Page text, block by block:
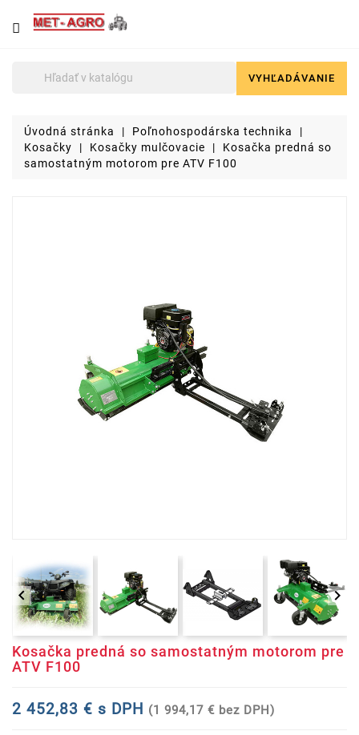
NÁJDETE
U
Lyžice
pre
VYHĽADÁVANIE
Úvodná stránka
Poľnohospodárska technika
Kosačky
Kosačky mulčovacie
Kosačka predná so
samostatným motorom pre ATV F100
 
Kosačka predná so samostatným motorom pre
ATV F100
2 452,83 € s DPH (1 994,17 € bez DPH)